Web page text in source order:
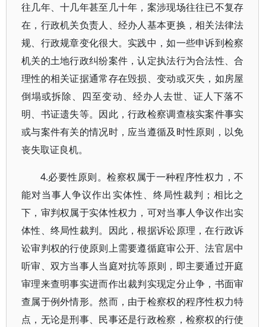
往几年、十几年甚至几十年，案涉现场往往已不复存
在，行政机关负责人、经办人基本更换，相关法律法
规、行政规章变化很大。实践中，如一些申诉到检察
机关的土地行政纠纷案件，认定执法行为合法性、合
理性的相关证据通常存在毁损、变动或灭失，如房屋
倒塌或拆除、四至变动、经办人去世、证人下落不
明、书证遗失等。因此，行政检察调查核实案件事实
或与案件有关的情况时，应当遵循及时性原则，以免
丧失取证良机。
4.必要性原则。检察权属于一种程序性权力，不
能对当事人争议作出实体性、终局性裁判；相比之
下，审判权属于实体性权力，可对当事人争议作出实
体性、终局性裁判。因此，根据诉讼原理，在行政诉
讼审判权的行使原则上需要遵循庭审公开、法官居中
听审、双方当事人当庭对抗等原则，即主要通过开庭
审理来查明事实进而作出裁判实现定分止争，书面审
查属于例外情形。然而，由于检察权的程序性权力特
点，无论是刑事、民事还是行政检察，检察权的行使